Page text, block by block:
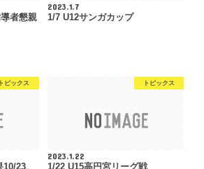
者懇親
2023.1.7
1/7 U12サンガカップ
トピックス
23、
トピックス
2023.1.22
1/22 U15高円宮リーグ戦